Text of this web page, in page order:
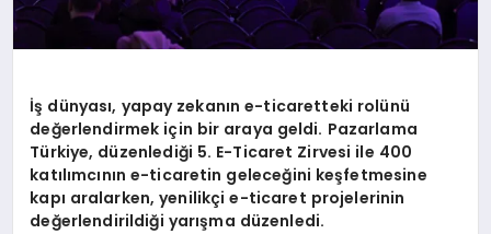
İş dünyası, yapay zekanın e-ticaretteki rolünü
değerlendirmek için bir araya geldi. Pazarlama
Türkiye, düzenlediği 5. E-Ticaret Zirvesi ile 400
katılımcının e-ticaretin geleceğini keşfetmesine
kapı aralarken, yenilikçi e-ticaret projelerinin
değerlendirildiği yarışma düzenledi.